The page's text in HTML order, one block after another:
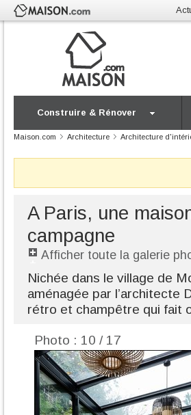
Construire & Rénover
Maison.com Architecture Architecture
A Paris, une
campagne
Afficher toute la galerie
Nichée dans le village de
aménagée par l’architecte
rétro et champêtre qui fait
Photo : 10 / 17